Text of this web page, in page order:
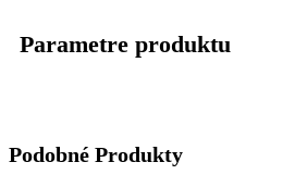
Parametre produktu
Podobné Produkty